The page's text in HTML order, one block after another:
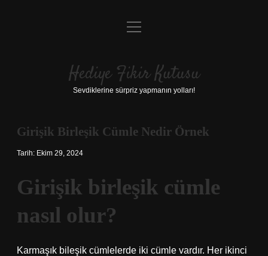
Anasayfa
Yasal Uyarı
menüyü
Hediye Fikir Kutusu
Sevdiklerine sürpriz yapmanın yolları!
Girişik Birleşik Cümle Nedir Örnek
Tarih: Ekim 29, 2024
Girişik birleşik cümle
nasıl olur?
Karmaşık bileşik cümlelerde iki cümle vardır. Her ikinci